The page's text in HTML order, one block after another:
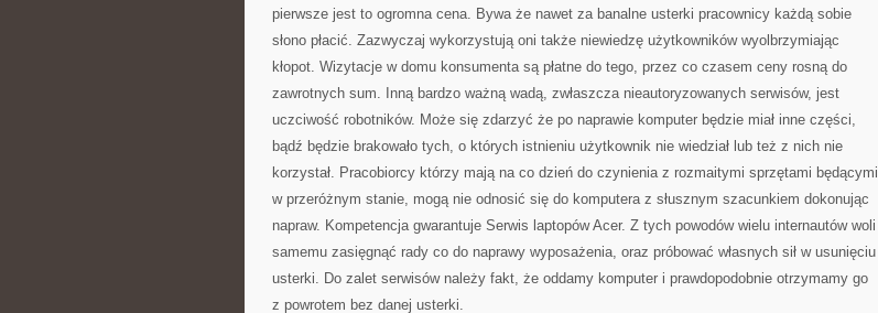
pierwsze jest to ogromna cena. Bywa że nawet za banalne usterki pracownicy każdą sobie
słono płacić. Zazwyczaj wykorzystują oni także niewiedzę użytkowników wyolbrzymiając
kłopot. Wizytacje w domu konsumenta są płatne do tego, przez co czasem ceny rosną do
zawrotnych sum. Inną bardzo ważną wadą, zwłaszcza nieautoryzowanych serwisów, jest
uczciwość robotników. Może się zdarzyć że po naprawie komputer będzie miał inne części,
bądź będzie brakowało tych, o których istnieniu użytkownik nie wiedział lub też z nich nie
korzystał. Pracobiorcy którzy mają na co dzień do czynienia z rozmaitymi sprzętami będącymi
w przeróżnym stanie, mogą nie odnosić się do komputera z słusznym szacunkiem dokonując
napraw. Kompetencja gwarantuje Serwis laptopów Acer. Z tych powodów wielu internautów woli
samemu zasięgnąć rady co do naprawy wyposażenia, oraz próbować własnych sił w usunięciu
usterki. Do zalet serwisów należy fakt, że oddamy komputer i prawdopodobnie otrzymamy go
z powrotem bez danej usterki.